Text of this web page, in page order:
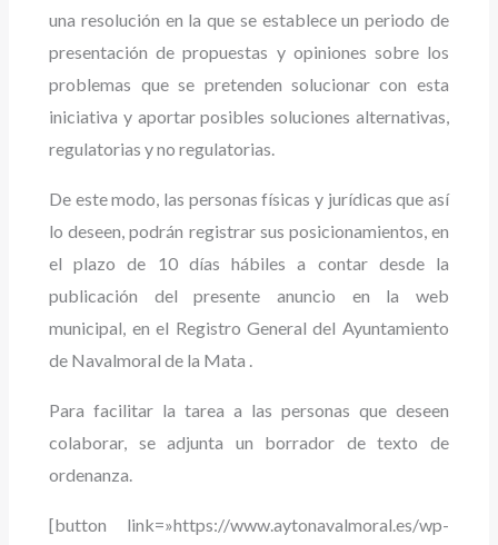
una resolución en la que se establece un periodo de
presentación de propuestas y opiniones sobre los
problemas que se pretenden solucionar con esta
iniciativa y aportar posibles soluciones alternativas,
regulatorias y no regulatorias.
De este modo, las personas físicas y jurídicas que así
lo deseen, podrán registrar sus posicionamientos, en
el plazo de 10 días hábiles a contar desde la
publicación del presente anuncio en la web
municipal, en el Registro General del Ayuntamiento
de Navalmoral de la Mata .
Para facilitar la tarea a las personas que deseen
colaborar, se adjunta un borrador de texto de
ordenanza.
[button link=»https://www.aytonavalmoral.es/wp-